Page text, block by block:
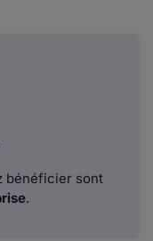
bénéficier sont
.